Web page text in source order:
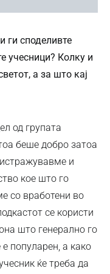
ги споделивте
учесници? Колку и
а за што кај
од групата
беше добро затоа
и
кое што го
со вработени во
се користи
што генерално го
популарен, а како
ќе треба да